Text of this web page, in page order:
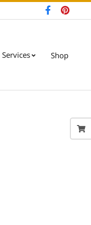
Services Shop